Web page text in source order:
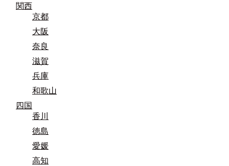
関西
京都
大阪
奈良
滋賀
兵庫
和歌山
四国
香川
徳島
愛媛
高知